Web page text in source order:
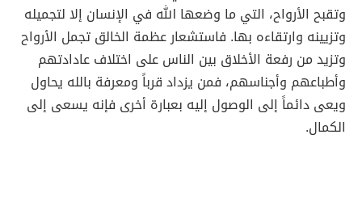
وتقبح الأرواح، التي ما وضعها الله في الإنسان إلا لتجميله
وتزيينه وارتقاءه بها. فاستشعار عظمة الخالق تجمل الأرواح
وتزيد من رفعة الأخلاق بين الناس على اختلاف عادادتهم
وأطباعهم وأجناسهم، فمن يزداد قرباً ومعرفة بالله يحاول
ويعى دائماً إلى الوصول إليه بعبارة أخرى فإنه يسعى إلى
الكمال.